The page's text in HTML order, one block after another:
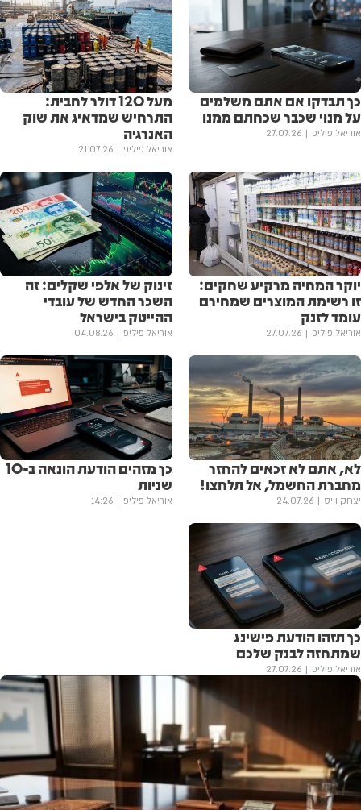
כך תבדקו אם אתם משלמים
על מנוי שכבר שכחתם ממנו
אוריאל פיליפ 27.07.26
מעל 120 דולר לחבית:
התרחיש שמדאיג את שוק
האנרגיה
אוריאל פיליפ 21.07.26
יוקר המחיה מרקיע שחקים:
זו רשימת המוצרים שמחירם
עומד לזנק
אוריאל פיליפ 27.07.26
זינוק של אלפי שקלים: זה
השכר החדש של עובדי
ההייטק בישראל
אוריאל פיליפ 04.08.26
לא, אתם לא זכאים להחזר
מחברת החשמל, אל תלחצו!
יצחק וייס 24.07.26
כך מזהים הודעת הונאה ב-10
שניות
אוריאל פיליפ 14:26
כך תזהו הודעת פישינג
שמתחזה לבנק שלכם
אוריאל פיליפ 27.07.26